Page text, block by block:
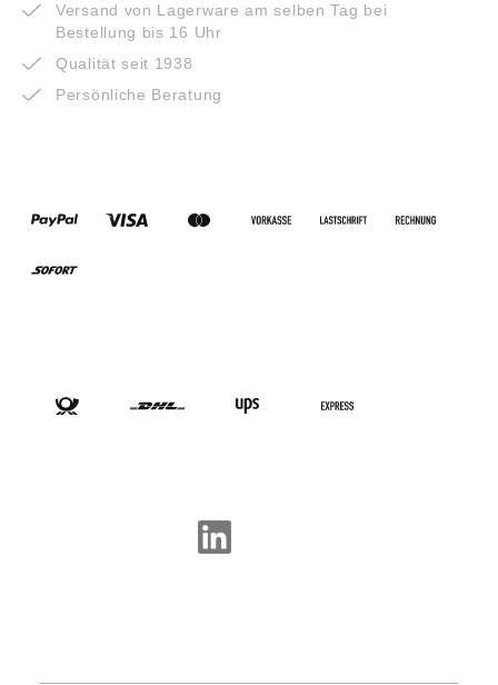
Versand von Lagerware am selben Tag bei
Bestellung bis 16 Uhr
Qualität seit 1938
Persönliche Beratung